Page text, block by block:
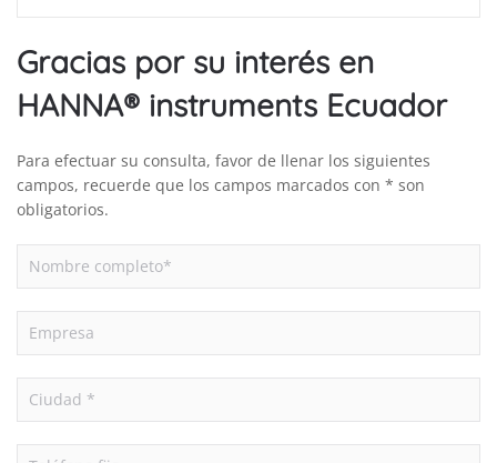
Gracias por su interés en
HANNA® instruments Ecuador
Para efectuar su consulta, favor de llenar los siguientes
campos, recuerde que los campos marcados con * son
obligatorios.